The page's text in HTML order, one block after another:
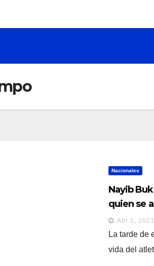
Nacionales
Nayib
quien se
«Se nos
Abr 1, 2021
La tarde de
vida del